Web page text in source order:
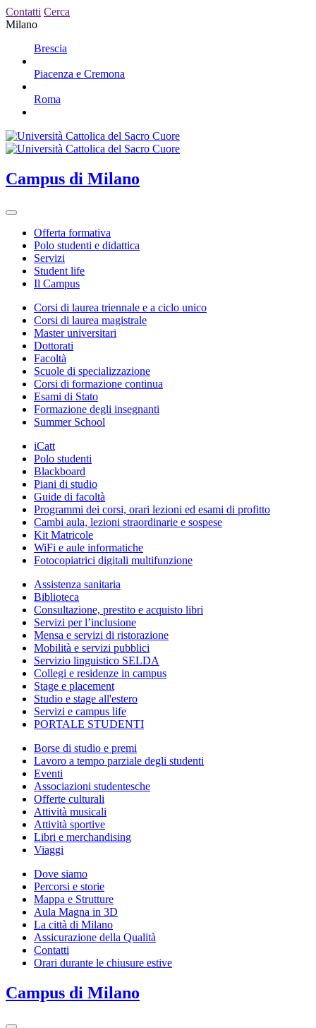
Contatti Cerca
Milano
Brescia
Piacenza e Cremona
Roma
Campus di Milano
Offerta formativa
Polo studenti e didattica
Servizi
Student life
Il Campus
Corsi di laurea triennale e a ciclo unico
Corsi di laurea magistrale
Master universitari
Dottorati
Facoltà
Scuole di specializzazione
Corsi di formazione continua
Esami di Stato
Formazione degli insegnanti
Summer School
iCatt
Polo studenti
Blackboard
Piani di studio
Guide di facoltà
Programmi dei corsi, orari lezioni ed esami di profitto
Cambi aula, lezioni straordinarie e sospese
Kit Matricole
WiFi e aule informatiche
Fotocopiatrici digitali multifunzione
Assistenza sanitaria
Biblioteca
Consultazione, prestito e acquisto libri
Servizi per l’inclusione
Mensa e servizi di ristorazione
Mobilità e servizi pubblici
Servizio linguistico SELDA
Collegi e residenze in campus
Stage e placement
Studio e stage all'estero
Servizi e campus life
PORTALE STUDENTI
Borse di studio e premi
Lavoro a tempo parziale degli studenti
Eventi
Associazioni studentesche
Offerte culturali
Attività musicali
Attività sportive
Libri e merchandising
Viaggi
Dove siamo
Percorsi e storie
Mappa e Strutture
Aula Magna in 3D
La città di Milano
Assicurazione della Qualità
Contatti
Orari durante le chiusure estive
Campus di Milano